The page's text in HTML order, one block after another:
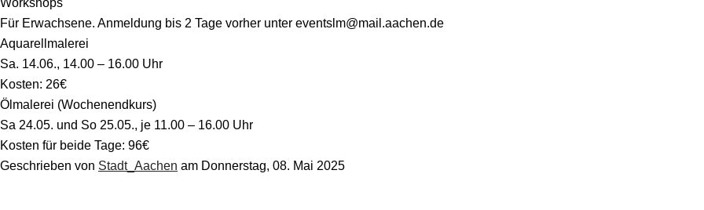
Workshops
Für Erwachsene. Anmeldung bis 2 Tage vorher unter eventslm@mail.aachen.de
Aquarellmalerei
Sa. 14.06., 14.00 – 16.00 Uhr
Kosten: 26€
Ölmalerei (Wochenendkurs)
Sa 24.05. und So 25.05., je 11.00 – 16.00 Uhr
Kosten für beide Tage: 96€
Geschrieben von Stadt_Aachen am Donnerstag, 08. Mai 2025